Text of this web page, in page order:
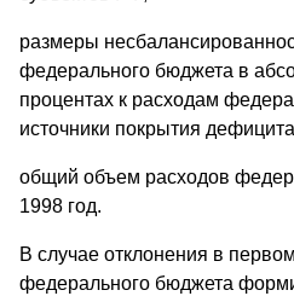
размеры
федерального бюджета в
процентах к расходам
источники покрытия
общий объем расходов
1998 год.
В случае отклонения в
федерального бюджета